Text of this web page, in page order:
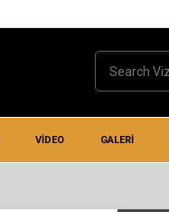
VIDEO GALERİ